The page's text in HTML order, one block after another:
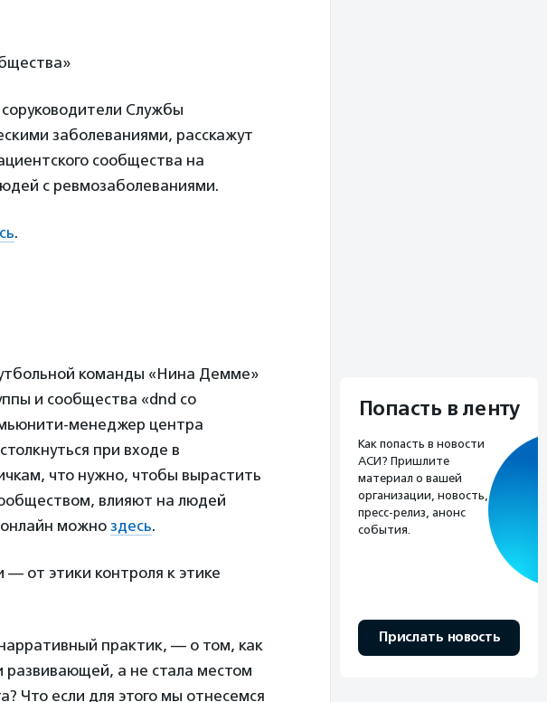
соруководители Службы
заболеваниями, расскажут
сообщества на
с ревмозаболеваниями.
.
команды «Нина Демме»
и сообщества «dnd со
менеджер центра
при входе в
что нужно, чтобы вырастить
влияют на людей
онлайн можноздесь.
от этики контроля к этике
практик, — о том, как
развивающей, а не стала местом
Что если для этого мы отнесемся
Попасть в ленту
Как попасть в новости
АСИ? Пришлите
материал о вашей
организации, новость,
пресс-релиз, анонс
события.
Прислать новость